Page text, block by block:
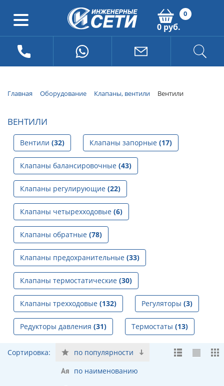
0
0 руб.
Главная Оборудование Клапаны, вентили Вентили
ВЕНТИЛИ
Вентили (32) Клапаны запорные (17)
Клапаны балансировочные (43)
Клапаны регулирующие (22)
Клапаны четырехходовые (6)
Клапаны обратные (78)
Клапаны предохранительные (33)
Клапаны термостатические (30)
Клапаны трехходовые (132) Регуляторы (3)
Редукторы давления (31) Термостаты (13)
Сортировка:
по популярности
по наименованию